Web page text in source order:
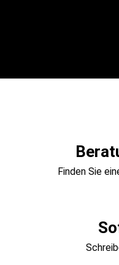
Finden Sie